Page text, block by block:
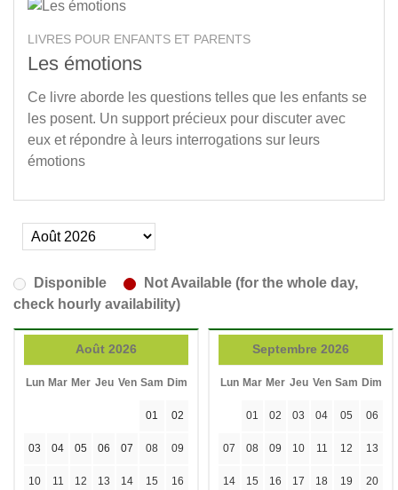
LIVRES POUR ENFANTS ET PARENTS
Les émotions
Ce livre aborde les questions telles que les enfants se
les posent. Un support précieux pour discuter avec
eux et répondre à leurs interrogations sur leurs
émotions
Disponible
Not Available (for the whole day,
check hourly availability)
Août 2026
Lun Mar Mer Jeu Ven Sam Dim
01 02
03 04 05 06 07 08 09
10 11 12 13 14 15 16
Septembre 2026
Lun Mar Mer Jeu Ven Sam Dim
01 02 03 04 05 06
07 08 09 10 11 12 13
14 15 16 17 18 19 20